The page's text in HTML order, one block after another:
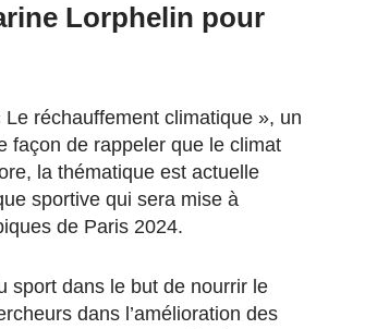
Lorphelin pour
réchauffement climatique », un
façon de rappeler que le climat
la thématique est actuelle
sportive qui sera mise à
de Paris 2024.
sport dans le but de nourrir le
dans l’amélioration des